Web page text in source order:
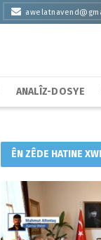
ANALÎZ-DOSYE
ÊN ZÊDE HATINE